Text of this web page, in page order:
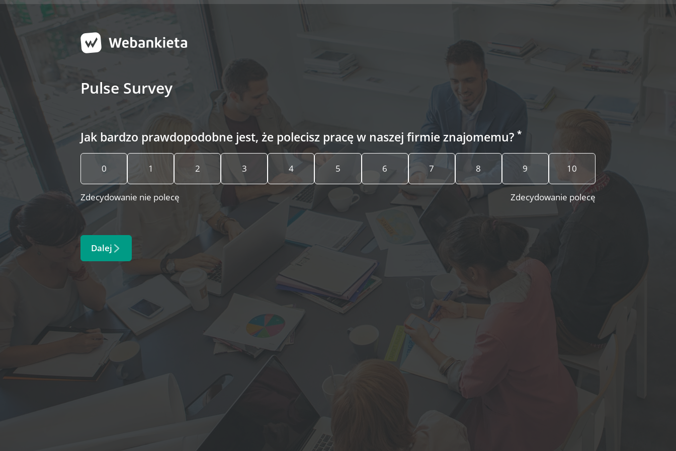
Strona 1 z 13 -
Pulse Survey
Jak bardzo prawdopodobne jest, że polecisz pracę w naszej firmie znajomemu? *
0 1 2 3 4 5 6 7 8 9 10
Zdecydowanie nie polecę Zdecydowanie polecę
Dalej